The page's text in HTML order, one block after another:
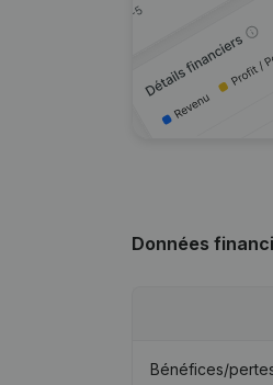
Données
Bénéfices/